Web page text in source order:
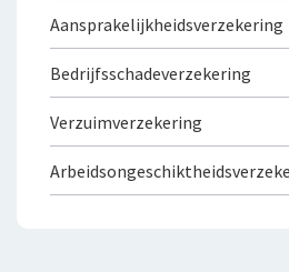
Sollicitatieprocedure
Privacyverklaring sollicitanten
Jaarverslag
Aansprakelijk­he­id­s­verzekering
Bedrijfsscha­d­e­verzekering
Verzuimverzekering